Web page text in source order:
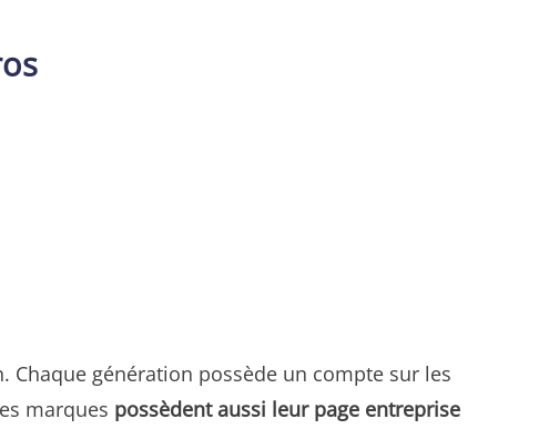
Chaque génération possède un compte sur les
marques possèdent aussi leur page entreprise